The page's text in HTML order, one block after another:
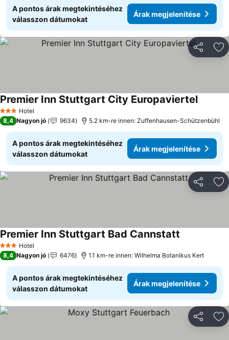
A pontos árak megtekintéséhez
válasszon dátumokat
Árak megjelenítése
3 Kategória
Hotel
Premier Inn Stuttgart City EuropaviertelÁrak
8,4 Nagyon jó 9634 5.2 km-re innen: Zuffenhausen-Schützenbühl
A pontos árak megtekintéséhez
válasszon dátumokat
Árak megjelenítése
3 Kategória
Hotel
Premier Inn Stuttgart Bad Cannstatt
8,4 Nagyon jó 6476 1.1 km-re innen: Wilhelma Botanikus Kert
A pontos árak megtekintéséhez
válasszon dátumokat
Árak megjelenítése